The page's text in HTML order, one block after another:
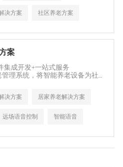
决方案 社区养老方案
案
集成开发+一站式服务
管理系统，将智能养老设备为社
决方案 居家养老解决方案
远场语音控制 智能语音
居家养老